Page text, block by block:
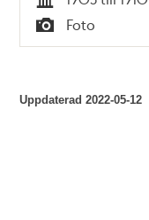
Tid
Typ
Foto
Uppdaterad2022-05-12